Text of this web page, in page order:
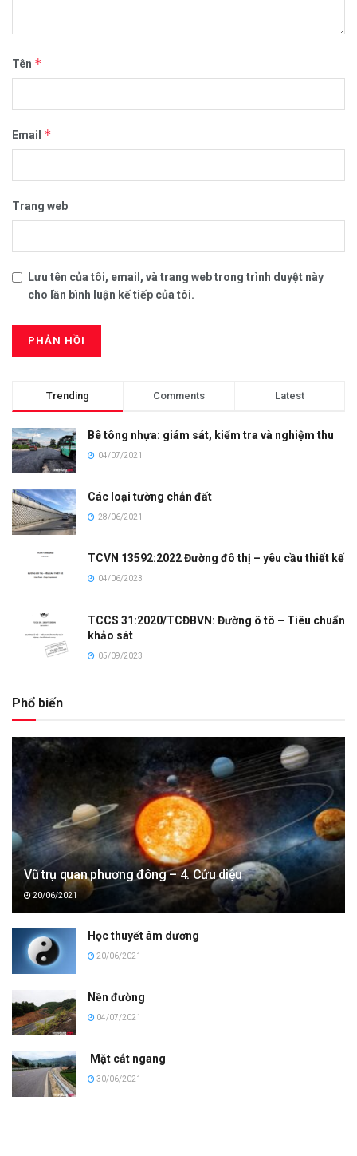
Tên *
Email *
Trang web
Lưu tên của tôi, email, và trang web trong trình duyệt này
cho lần bình luận kế tiếp của tôi.
Trending Comments Latest
Bê tông nhựa: giám sát, kiểm tra và nghiệm thu
04/07/2021
Các loại tường chắn đất
28/06/2021
TCVN 13592:2022 Đường đô thị – yêu cầu thiết kế
04/06/2023
TCCS 31:2020/TCĐBVN: Đường ô tô – Tiêu chuẩn
khảo sát
05/09/2023
Phổ biến
Vũ trụ quan phương đông – 4. Cửu diệu
20/06/2021
Học thuyết âm dương
20/06/2021
Nền đường
04/07/2021
Mặt cắt ngang
30/06/2021